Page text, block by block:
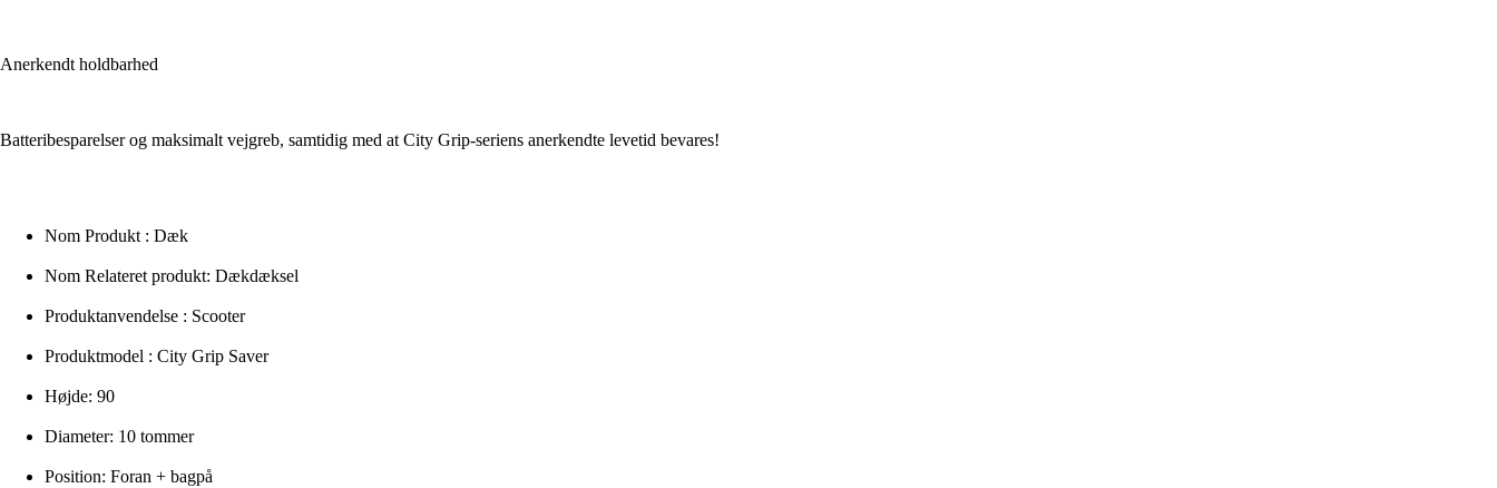
Anerkendt holdbarhed
Batteribesparelser og maksimalt vejgreb, samtidig med at City Grip-seriens anerkendte levetid bevares!
Nom Produkt : Dæk
Nom Relateret produkt: Dækdæksel
Produktanvendelse : Scooter
Produktmodel : City Grip Saver
Højde: 90
Diameter: 10 tommer
Position: Foran + bagpå